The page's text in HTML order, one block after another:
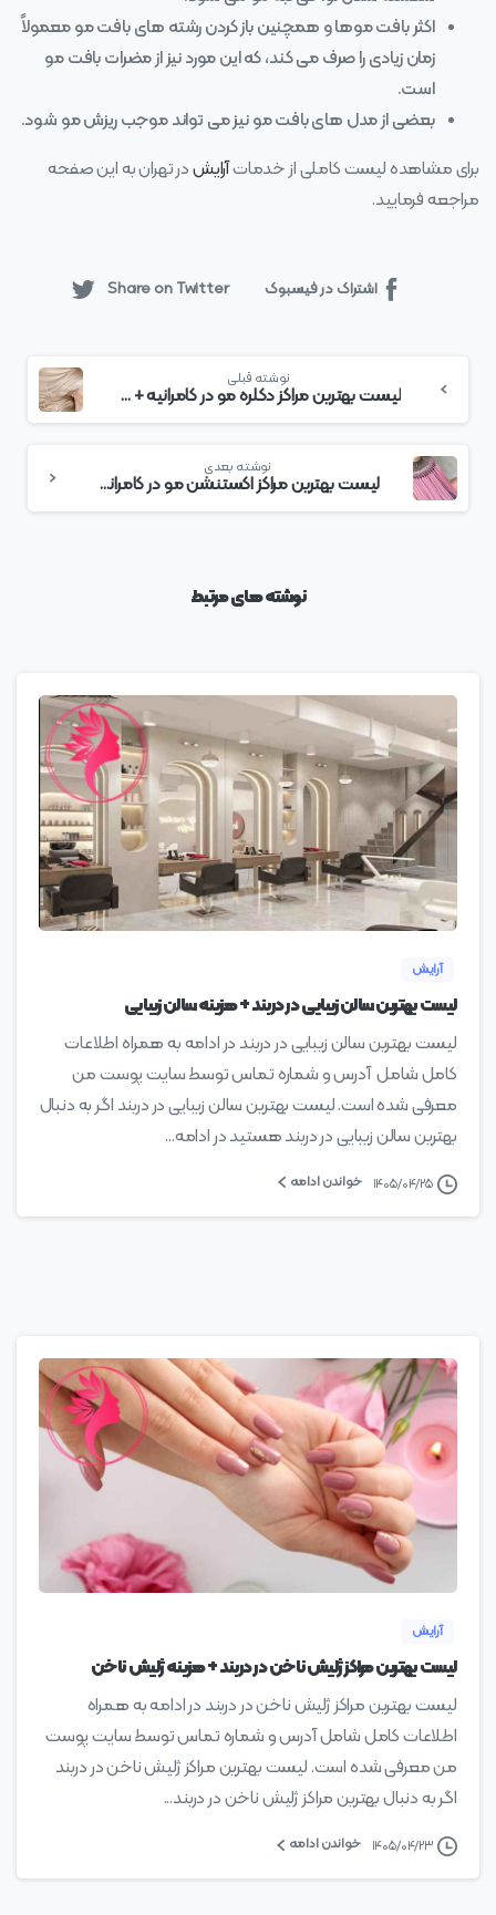
اکثر بافت موها و همچنین باز کردن رشته‌ های بافت مو معمولاً
زمان زیادی را صرف می‌ کند، که این مورد نیز از مضرات بافت مو
است.
بعضی از مدل‌ های بافت مو نیز می‌ تواند موجب ریزش مو شود.
برای مشاهده لیست کاملی از خدماتآرایشدر تهران به این صفحه
مراجعه فرمایید.
اشتراک در فیسبوک Share on Twitter
بخوانید
نوشته قبلی
لیست بهترین مراکز دکلره مو در کامرانیه + هزینه دکلره مو
نوشته بعدی
لیست بهترین مراکز اکستنشن مو در کامرانیه + هزینه اکستنشن مو
نوشته های مرتبط
آرایش
لیست بهترین سالن زیبایی در دربند + هزینه سالن زیبایی
لیست بهترین سالن زیبایی در دربند در ادامه به همراه اطلاعات
کامل شامل آدرس و شماره تماس توسط سایت پوست من
معرفی شده است. لیست بهترین سالن زیبایی در دربند اگر به دنبال
بهترین سالن زیبایی در دربند هستید در ادامه...
۱۴۰۵/۰۴/۲۵ خواندن ادامه
0
آرایش
لیست بهترین مراکز ژلیش ناخن در دربند + هزینه ژلیش ناخن
لیست بهترین مراکز ژلیش ناخن در دربند در ادامه به همراه
اطلاعات کامل شامل آدرس و شماره تماس توسط سایت پوست
من معرفی شده است. لیست بهترین مراکز ژلیش ناخن در دربند
اگر به دنبال بهترین مراکز ژلیش ناخن در دربند...
۱۴۰۵/۰۴/۲۳ خواندن ادامه